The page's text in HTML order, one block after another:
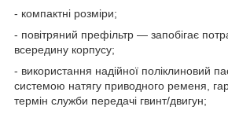
- компактні розміри;
- повітряний префільтр ― запобігає
всередину корпусу;
- використання надійної поліклиновий
системою натягу приводного ременя,
термін служби передачі гвинт/двигун;